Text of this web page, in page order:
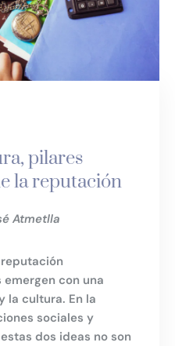
pilares
la reputación
Atmetlla
con una
la cultura. En la
sociales y
dos ideas no son